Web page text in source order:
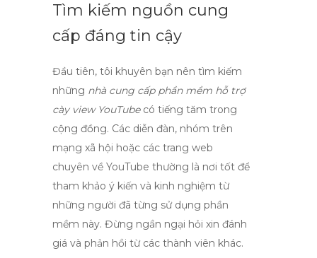
Tìm kiếm nguồn cung
cấp đáng tin cậy
Đầu tiên, tôi khuyên bạn nên tìm kiếm
những nhà cung cấp phần mềm hỗ trợ
cày view YouTubecó tiếng tăm trong
cộng đồng. Các diễn đàn, nhóm trên
mạng xã hội hoặc các trang web
chuyên về YouTube thường là nơi tốt để
tham khảo ý kiến và kinh nghiệm từ
những người đã từng sử dụng phần
mềm này. Đừng ngần ngại hỏi xin đánh
giá và phản hồi từ các thành viên khác.